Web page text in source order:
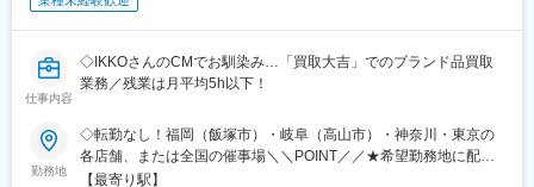
御陵前駅、舞子駅、高速長田駅、猪名寺駅、岡山駅、本通駅、文
門前駅、平沼橋駅、長沼駅(静岡県)、新浜松駅、西鉄福岡駅、大阪
城北詰駅、天神橋筋六丁目駅、新大阪駅、海老江駅、阿倍野駅(地
公園駅、八丁堀駅(広島県)、猿猴橋町駅、県立美術館通駅
鳥羽口駅、福知山市民病院口駅、扇町駅(大阪府)、千里中央駅(大
屋川市駅、藤阪駅、吉田駅(大阪府)、喜志駅、石津川駅、和泉中央
駅、石才駅、鶴原駅、道場南口駅、加太駅(和歌山県)、武庫之荘
駅、東加古川駅、厄神駅、小野駅(兵庫県)、郡山駅(奈良県)、橿原
神宮前駅、櫟本駅、神前駅(和歌山県)、藤並駅、紀伊田辺駅、下井
阪駅、学文路駅、湖山駅、後藤駅、東松江駅(島根県)、備前西市
仕事内容
◇IKKOさんのCMでお馴染み…「買取大吉」でのブランド品買取
業務／残業は月平均5h以下！
勤務地
◇転勤なし！福岡（飯塚市）・岐阜（高山市）・神奈川・東京の
各店舗、または全国の催事場＼＼POINT／／★希望勤務地に配属
★U・Iターン歓迎★飯塚・高山はオープニングスタッフ募集★飯
【最寄り駅】